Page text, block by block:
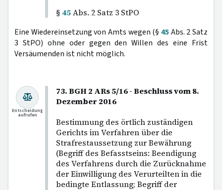
§ 45Abs. 2 Satz 3 StPO
Eine Wiedereinsetzung von Amts wegen (§ 45Abs. 2 Satz
3 StPO) ohne oder gegen den Willen des eine Frist
Versäumenden ist nicht möglich.
73. BGH 2 ARs 5/16 - Beschluss vom 8.
Dezember 2016
Bestimmung des örtlich zuständigen
Gerichts im Verfahren über die
Strafrestaussetzung zur Bewährung
(Begriff des Befasstseins: Beendigung
des Verfahrens durch die Zurücknahme
der Einwilligung des Verurteilten in die
bedingte Entlassung; Begriff der
Entscheidung
aufrufen